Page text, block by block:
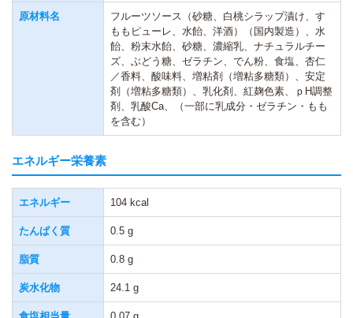
原材料名
フルーツソース（砂糖、白桃シラップ漬け、す
ももピューレ、水飴、洋酒）（国内製造）、水
飴、粉末水飴、砂糖、濃縮乳、ナチュラルチー
ズ、ぶどう糖、ゼラチン、でん粉、食塩、杏仁
／香料、酸味料、増粘剤（増粘多糖類）、安定
剤（増粘多糖類）、乳化剤、紅麹色素、ｐH調整
剤、乳酸Ca、（一部に乳成分・ゼラチン・もも
を含む）
エネルギー栄養素
エネルギー 104 kcal
たんぱく質 0.5 g
脂質 0.8 g
炭水化物 24.1 g